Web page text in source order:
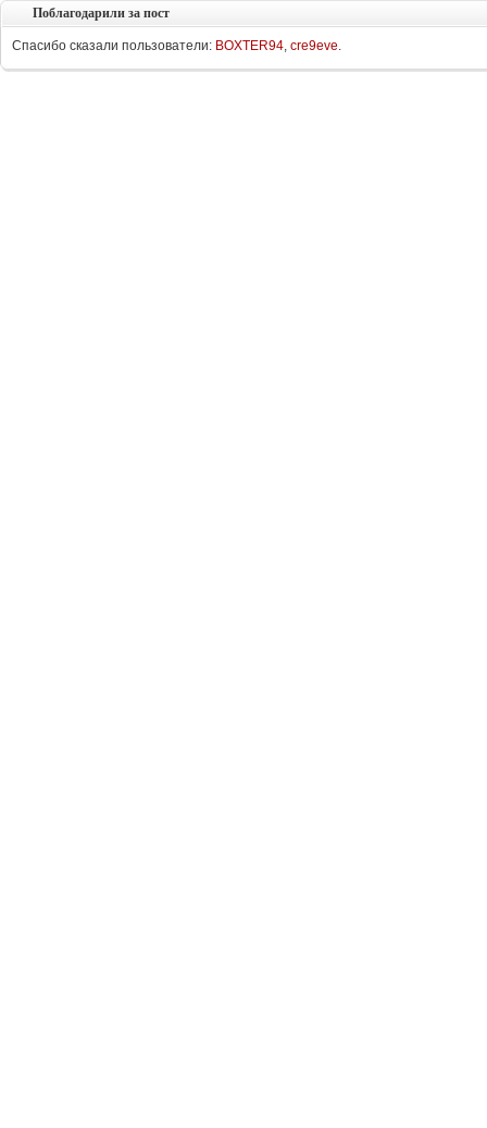
Поблагодарили за пост
Спасибо сказали пользователи: BOXTER94, cre9eve.